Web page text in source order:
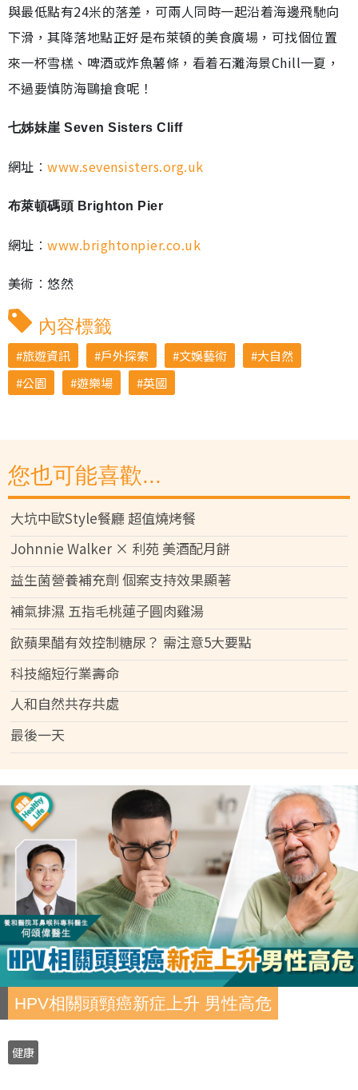
與最低點有24米的落差，可兩人同時一起沿着海邊飛馳向
下滑，其降落地點正好是布萊頓的美食廣場，可找個位置
來一杯雪榚、啤酒或炸魚薯條，看着石灘海景Chill一夏，
不過要慎防海鷗搶食呢！
七姊妹崖 Seven Sisters Cliff
網址︰www.sevensisters.org.uk
布萊頓碼頭 Brighton Pier
網址︰www.brightonpier.co.uk
美術︰悠然
內容標籤
旅遊資訊 戶外探索 文娛藝術
大自然
公園
遊樂場 英國
您也可能喜歡...
大坑中歐Style餐廳 超值燒烤餐
Johnnie Walker × 利苑 美酒配月餅
益生菌營養補充劑 個案支持效果顯著
補氣排濕 五指毛桃蓮子圓肉雞湯
飲蘋果醋有效控制糖尿？ 需注意5大要點
科技縮短行業壽命
人和自然共存共處
最後一天
HPV相關頭頸癌新症上升 男性高危
健康